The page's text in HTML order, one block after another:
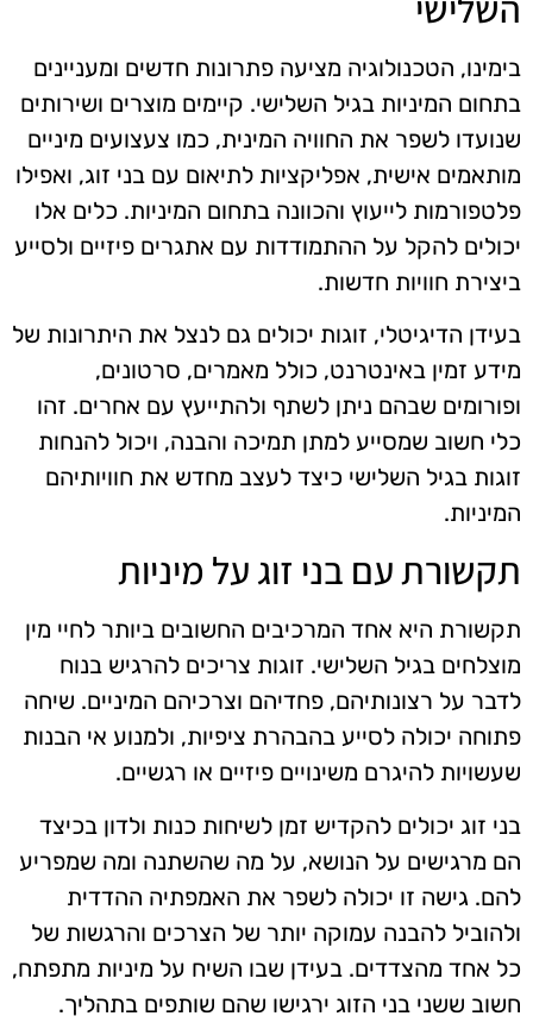
בימינו, הטכנולוגיה מציעה פתרונות חדשים ומעניינים
בתחום המיניות בגיל השלישי. קיימים מוצרים ושירותים
שנועדו לשפר את החוויה המינית, כמו צעצועים מיניים
מותאמים אישית, אפליקציות לתיאום עם בני זוג, ואפילו
פלטפורמות לייעוץ והכוונה בתחום המיניות. כלים אלו
יכולים להקל על ההתמודדות עם אתגרים פיזיים ולסייע
ביצירת חוויות חדשות.
בעידן הדיגיטלי, זוגות יכולים גם לנצל את היתרונות של
מידע זמין באינטרנט, כולל מאמרים, סרטונים,
ופורומים שבהם ניתן לשתף ולהתייעץ עם אחרים. זהו
כלי חשוב שמסייע למתן תמיכה והבנה, ויכול להנחות
זוגות בגיל השלישי כיצד לעצב מחדש את חוויותיהם
המיניות.
תקשורת עם בני זוג על מיניות
תקשורת היא אחד המרכיבים החשובים ביותר לחיי מין
מוצלחים בגיל השלישי. זוגות צריכים להרגיש בנוח
לדבר על רצונותיהם, פחדיהם וצרכיהם המיניים. שיחה
פתוחה יכולה לסייע בהבהרת ציפיות, ולמנוע אי הבנות
שעשויות להיגרם משינויים פיזיים או רגשיים.
בני זוג יכולים להקדיש זמן לשיחות כנות ולדון בכיצד
הם מרגישים על הנושא, על מה שהשתנה ומה שמפריע
להם. גישה זו יכולה לשפר את האמפתיה ההדדית
ולהוביל להבנה עמוקה יותר של הצרכים והרגשות של
כל אחד מהצדדים. בעידן שבו השיח על מיניות מתפתח,
חשוב ששני בני הזוג ירגישו שהם שותפים בתהליך.